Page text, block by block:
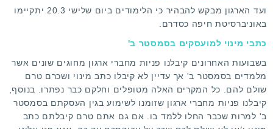
ג
ועד הארגון מבקש להבהיר כי הלימודים ביום שלישי 20.3 יתקיימו
באוניברסיטת חיפה כסדרם.
כתבי מינוי למועסקים בסמסטר ב'
בשבועות האחרונים קיבלנו פניות מחברי ארגון מחוגים שונים אשר
מלמדים בסמסטר ב' אך עדיין לא קיבלו כתב מינוי ושכרם טרם
שולם להם. כל המקרים האלה מטופלים וחלקם כבר נפתרו. בנוסף,
קיבלנו פניות מחברי ארגון שזומנו לשימוע בגין העסקתם בסמסטר
ב' למרות שכבר החלו ללמד בו. אם גם אתם טרם קיבלתם כתב